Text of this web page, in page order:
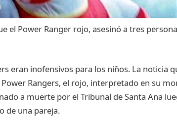
el Power Ranger rojo, asesinóa tres
eran inofensivos para los niños. La noticia
Rangers, el rojo, interpretado en su
a muerte por el Tribunal de Santa Ana
de una pareja.